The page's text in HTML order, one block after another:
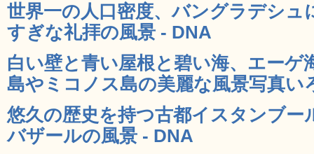
世界一の人口密度、バングラデシュ
すぎな礼拝の風景 - DNA
白い壁と青い屋根と碧い海、エーゲ
島やミコノス島の美麗な風景写真い
悠久の歴史を持つ古都イスタンブー
バザールの風景 - DNA